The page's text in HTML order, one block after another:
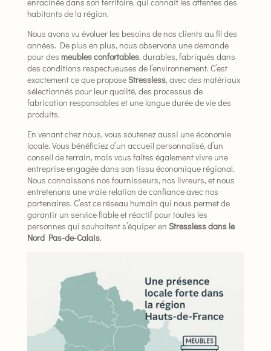
habitants de la région.
Nous avons vu évoluer les besoins de nos clients au fil des
années. De plus en plus, nous observons une demande
pour des meubles confortables, durables, fabriqués dans
des conditions respectueuses de l’environnement. C’est
exactement ce que proposeStressless, avec des matériaux
sélectionnés pour leur qualité, des processus de
fabrication responsables et une longue durée de vie des
produits.
En venant chez nous, vous soutenez aussi une économie
locale. Vous bénéficiez d’un accueil personnalisé, d’un
conseil de terrain, mais vous faites également vivre une
entreprise engagée dans son tissu économique régional.
Nous connaissons nos fournisseurs, nos livreurs, et nous
entretenons une vraie relation de confiance avec nos
partenaires. C’est ce réseau humain qui nous permet de
garantir un service fiable et réactif pour toutes les
personnes qui souhaitent s’équiper en Stressless dans le
Nord Pas-de-Calais.